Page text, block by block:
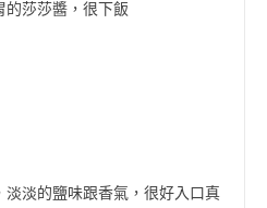
的莎莎醬，很下飯
淡的鹽味跟香氣，很好入口真